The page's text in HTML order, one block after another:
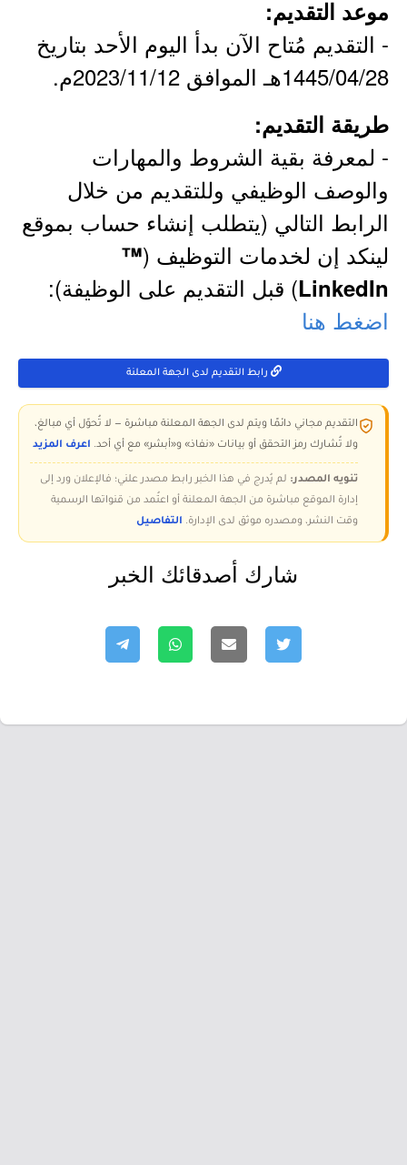
موعد التقديم:
- التقديم مُتاح الآن بدأ اليوم الأحد بتاريخ
1445/04/28هـ الموافق 2023/11/12م.
طريقة التقديم:
- لمعرفة بقية الشروط والمهارات
والوصف الوظيفي وللتقديم من خلال
الرابط التالي (يتطلب إنشاء حساب بموقع
لينكد إن لخدمات التوظيف (™
LinkedIn) قبل التقديم على الوظيفة):
اضغط هنا
رابط التقديم لدى الجهة المعلنة
التقديم مجاني دائمًا ويتم لدى الجهة المعلنة مباشرة — لا تُحوّل أي مبالغ،
ولا تُشارك رمز التحقق أو بيانات «نفاذ» و«أبشر» مع أي أحد. اعرف المزيد
تنويه المصدر: لم يُدرج في هذا الخبر رابط مصدر علني؛ فالإعلان ورد إلى
إدارة الموقع مباشرة من الجهة المعلنة أو اعتُمد من قنواتها الرسمية
وقت النشر، ومصدره موثق لدى الإدارة. التفاصيل
شارك أصدقائك الخبر